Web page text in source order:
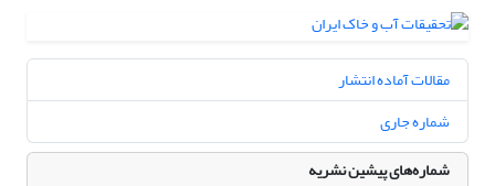
مقالات آماده انتشار
شماره جاری
شماره‌های پیشین نشریه